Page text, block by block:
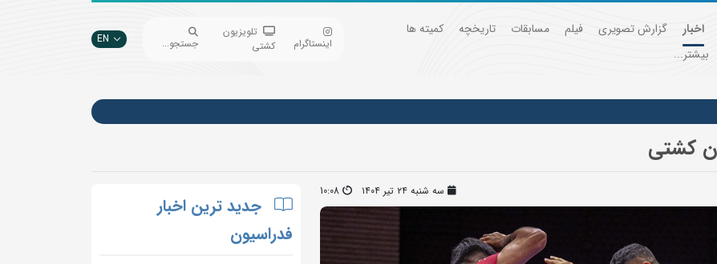
اخبار گزارش تصویری فیلم مسابقات تاریخچه
کمیته ها
بیشتر...
اینستاگرام
تلویزیون
کشتی
جستجو... EN
کشتی
سه شنبه ۲۴ تیر ۱۴۰۴ 10:08
جدید ترین اخبار
فدراسیون